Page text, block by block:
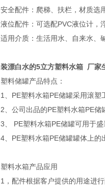
安全配件：爬梯、扶栏，材质选
液位配件：可选配PVC液位计，
适用介质：生活用水、自来水、
装漂白水的5立方塑料水箱 厂家
塑料储罐产品特点：
1、PE塑料水箱PE储罐采用滚塑
2、公司出品的PE塑料水箱PE
3、 PE塑料水箱PE储罐可用于
4、PE塑料水箱PE储罐罐体上
塑料水箱产品应用
1，配件根据客户提供的用途进